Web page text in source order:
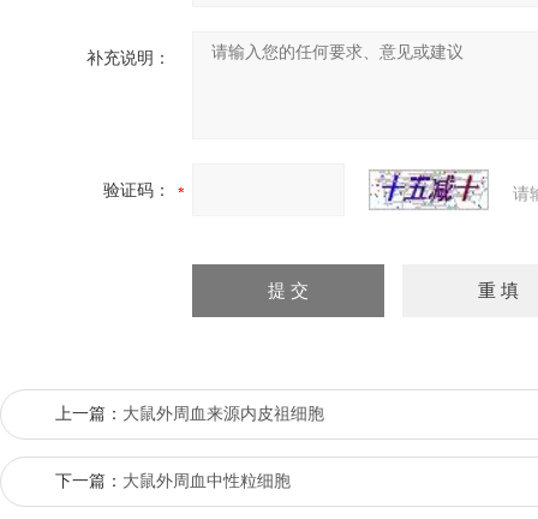
补充说明：
验证码： 请
上一篇： 大鼠外周血来源内皮祖细胞
下一篇： 大鼠外周血中性粒细胞